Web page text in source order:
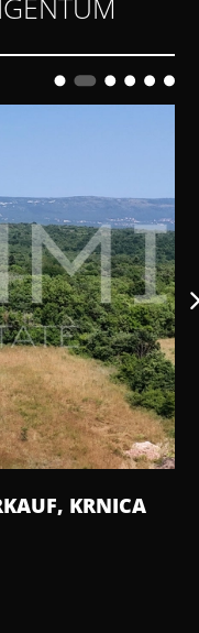
IM